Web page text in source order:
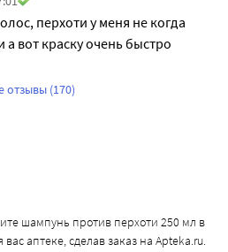
перхоти у меня не когда
вот краску очень быстро
отзывы (170)
шампунь против перхоти 250 мл в
аптеке, сделав заказ на Apteka.ru.